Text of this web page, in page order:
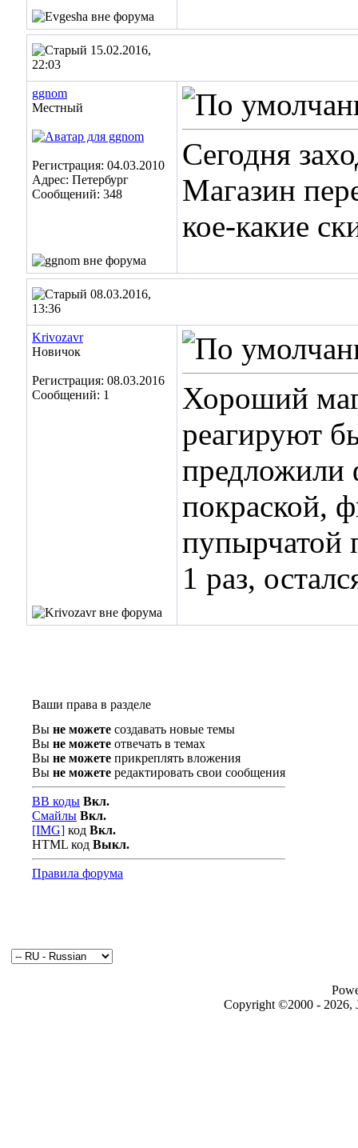
15.02.2016,
22:03
ggnom
Местный
Регистрация: 04.03.2010
Адрес: Петербург
Сообщений: 348
Сегодня
Магазин
кое-какие
08.03.2016,
13:36
Krivozavr
Новичок
Регистрация: 08.03.2016
Сообщений: 1
Хороший
реагируют
предложили
покраской,
пупырчатой
1 раз,
Ваши права в разделе
Вы не можете создавать новые темы
Вы не можете отвечать в темах
Вы не можете прикреплять вложения
Вы не можете редактировать свои сообщения
BB коды Вкл.
Смайлы Вкл.
[IMG] код Вкл.
HTML код Выкл.
Правила форума
Copyright ©2000 - 2026,